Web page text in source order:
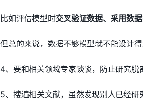
比如评估模型时交叉验证数据、采用数
但总的来说，数据不够模型就不能设计
4、要和相关领域专家谈谈，防止研究脱
5、搜遍相关文献，虽然发现别人已经